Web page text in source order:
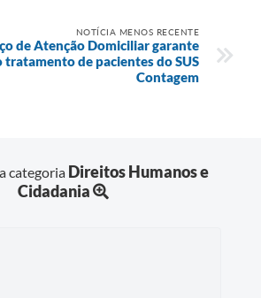
NOTÍCIA MENOS RECENTE
de Atenção Domiciliar garante
tratamento de pacientes do SUS
Contagem
categoria Direitos Humanos e
Cidadania